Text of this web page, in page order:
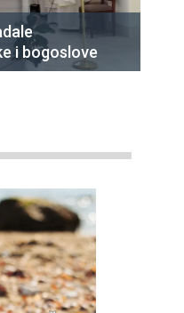
i bogoslove